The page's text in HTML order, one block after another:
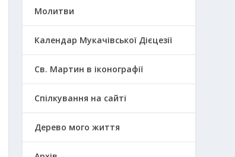
Молитви
Календар Мукачівської Дієцезії
Св. Мартин в іконографії
Спілкування на сайті
Дерево мого життя